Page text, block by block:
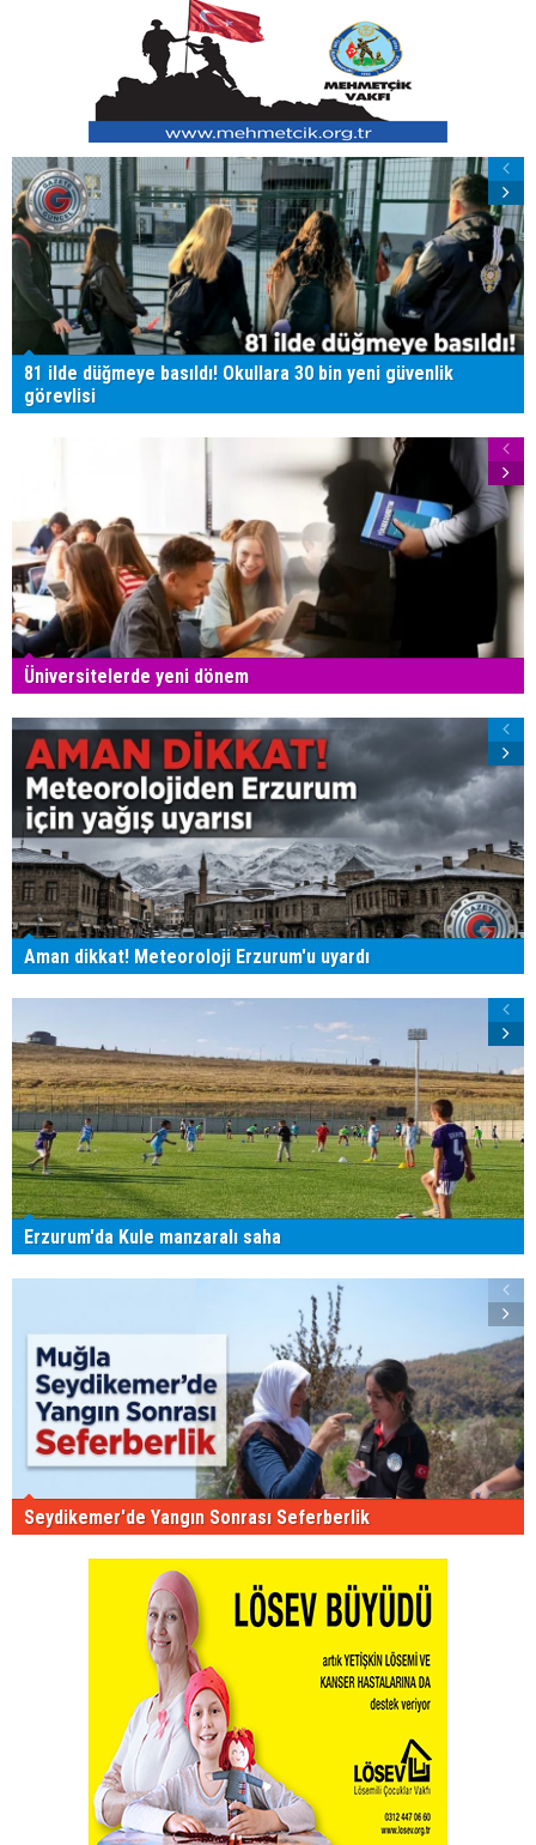
81 ilde düğmeye basıldı! Okullara 30 bin yeni güvenlik
görevlisi
Üniversitelerde yeni dönem
Aman dikkat! Meteoroloji Erzurum'u uyardı
Erzurum'da Kule manzaralı saha
Seydikemer'de Yangın Sonrası Seferberlik